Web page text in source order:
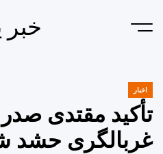
Menu خبر
POSTED
اخبار
تأکید مقتدی
غربالگری حشد